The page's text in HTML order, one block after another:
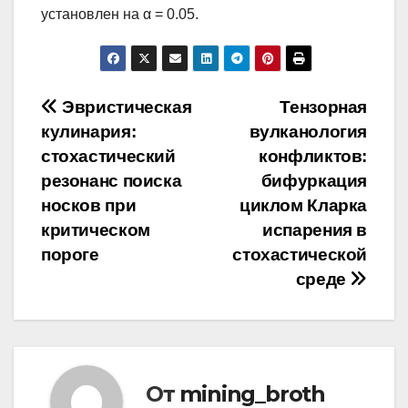
установлен на α = 0.05.
Навигация
по
записям
Тензорная
вулканология
конфликтов:
бифуркация
циклом Кларка
испарения в
стохастической
среде
Эвристическая
кулинария:
стохастический
резонанс поиска
носков при
критическом
пороге
От mining_broth